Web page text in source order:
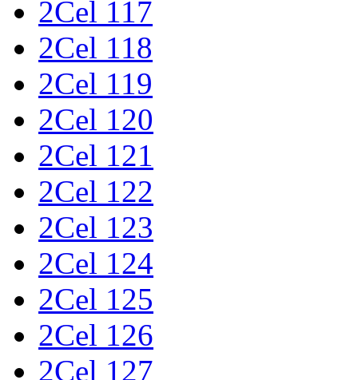
2Cel 117
2Cel 118
2Cel 119
2Cel 120
2Cel 121
2Cel 122
2Cel 123
2Cel 124
2Cel 125
2Cel 126
2Cel 127